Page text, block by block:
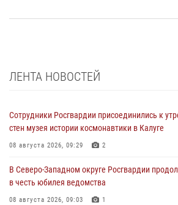
ЛЕНТА НОВОСТЕЙ
Сотрудники Росгвардии присоединились к
стен музея истории космонавтики в Калуге
08 августа 2026, 09:29 2
В Северо-Западном округе Росгвардии
в честь юбилея ведомства
08 августа 2026, 09:03 1